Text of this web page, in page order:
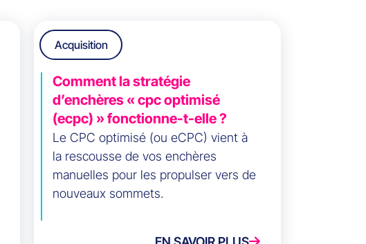
Acquisition
Comment la stratégie
d’enchères « cpc optimisé
(ecpc) » fonctionne-t-elle ?
Le CPC optimisé (ou eCPC) vient à
la rescousse de vos enchères
manuelles pour les propulser vers de
nouveaux sommets.